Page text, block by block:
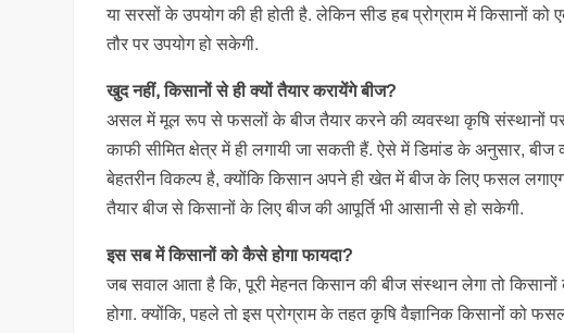
या सरसों के उपयोग की ही होती है. लेकिन सीड हब प्रोग्राम में किसानों
तौर पर उपयोग हो सकेगी.
खुद नहीं, किसानों से ही क्यों तैयार करायेंगे बीज?
असल में मूल रूप से फसलों के बीज तैयार करने की व्यवस्था कृषि संस्थानों पर
काफी सीमित क्षेत्र में ही लगायी जा सकती हैं. ऐसे में डिमांड के अनुसार,
बेहतरीन विकल्प है, क्योंकि किसान अपने ही खेत में बीज के लिए फसल
तैयार बीज से किसानों के लिए बीज की आपूर्ति भी आसानी से हो सकेगी.
इस सब में किसानों को कैसे होगा फायदा?
जब सवाल आता है कि, पूरी मेहनत किसान की बीज संस्थान लेगा तो
होगा. क्योंकि, पहले तो इस प्रोग्राम के तहत कृषि वैज्ञानिक किसानों को